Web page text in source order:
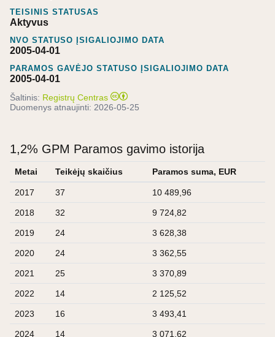
TEISINIS STATUSAS
Aktyvus
NVO STATUSO ĮSIGALIOJIMO DATA
2005-04-01
PARAMOS GAVĖJO STATUSO ĮSIGALIOJIMO DATA
2005-04-01
Šaltinis: Registrų Centras
Duomenys atnaujinti: 2026-05-25
1,2% GPM Paramos gavimo istorija
Metai Teikėjų skaičius Paramos suma, EUR
2017 37 10 489,96
2018 32 9 724,82
2019 24 3 628,38
2020 24 3 362,55
2021 25 3 370,89
2022 14 2 125,52
2023 16 3 493,41
2024 14 3 071,62